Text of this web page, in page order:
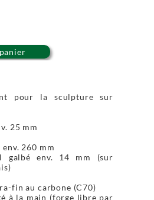
pour la sculpture sur
25 mm
260 mm
galbé env. 14 mm (sur
fin au carbone (C70)
à la main (forge libre par